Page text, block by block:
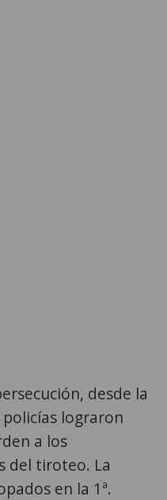
desde la
lograron
a los
del tiroteo. La
en la 1ª.